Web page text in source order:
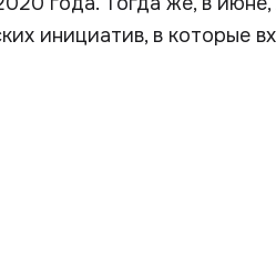
инициатив, в которые